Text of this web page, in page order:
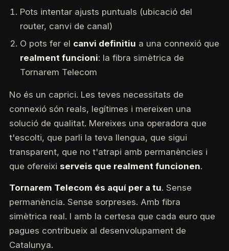
Pots intentar ajusts puntuals (ubicació del
router, canvi de canal)
O pots fer el canvi definitiu a una connexió que
realment funcioni: la fibra simètrica de
Tornarem Telecom
No és un caprici. Les teves necessitats de
connexió són reals, legítimes i mereixen una
solució de qualitat. Mereixes una operadora que
t'escolti, que parli la teva llengua, que sigui
transparent, que no t'atrapi amb permanències i
que ofereixi serveis que realment funcionen.
Tornarem Telecom és aquí per a tu. Sense
permanència. Sense sorpreses. Amb fibra
simètrica real. I amb la certesa que cada euro que
pagues contribueix al desenvolupament de
Catalunya.